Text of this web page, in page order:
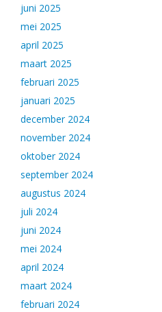
juni 2025
mei 2025
april 2025
maart 2025
februari 2025
januari 2025
december 2024
november 2024
oktober 2024
september 2024
augustus 2024
juli 2024
juni 2024
mei 2024
april 2024
maart 2024
februari 2024